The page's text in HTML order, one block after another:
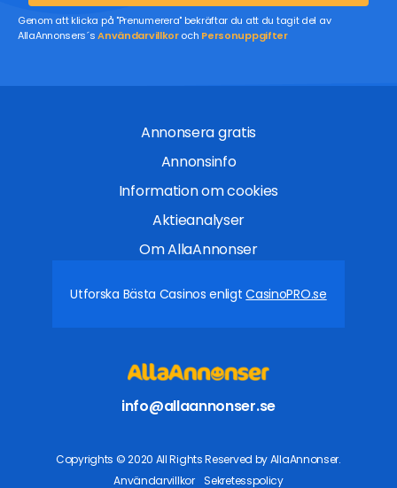
Genom att klicka på "Prenumerera" bekräftar du att du tagit del av
AllaAnnonsers´sAnvändarvillkoroch Personuppgifter
Annonsera gratis
Annonsinfo
Information om cookies
Aktieanalyser
Om AllaAnnonser
Utforska Bästa Casinos enligtCasinoPRO.se
info@allaannonser.se
Copyrights © 2020 All Rights Reserved by AllaAnnonser.
Användarvillkor
Sekretesspolicy